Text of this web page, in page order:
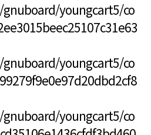
youngcart5/co
youngcart5/co
youngcart5/co